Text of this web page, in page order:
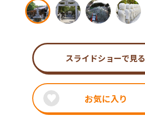
スライドショーで見る
お気に入り